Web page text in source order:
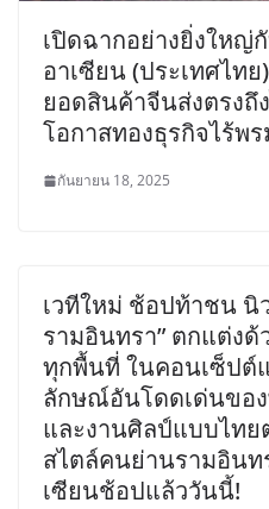
เปิดฉากอย่างยิ่งใหญ่
อาเซียน (ประเทศไท
ยอดสินค้าจีนส่งตรงถึ
โอกาสทองธุรกิจไร้พ
กันยายน 18, 2025
เวทีใหม่ ช้อปท้าชน นิ
รามอินทรา” ตกแต่ง
ทุกพื้นที่ ในคอนเซ็ปต์
ลักษณ์อันโดดเด่นของ
และงานศิลป์แบบไท
สไตล์คนย่านรามอินท
เซียนช้อปแล้ววันนี้!